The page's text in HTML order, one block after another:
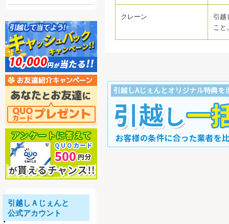
クレーン
引越
こと
引越しＡじぇんと
公式アカウント